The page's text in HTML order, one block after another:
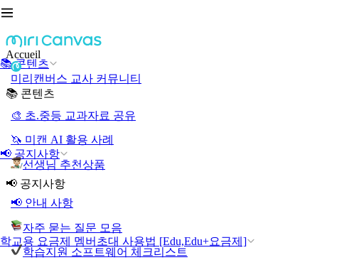
📚 콘텐츠
📢 공지사항
학교용 요금제 멤버초대 사용법 [Edu,Edu+요금제]
Accueil
미리캔버스 교사 커뮤니티
📚 콘텐츠
🎨 초.중등 교과자료 공유
🦄 미캔 AI 활용 사례
선생님 추천상품
📢 공지사항
📢 안내 사항
자주 묻는 질문 모음
학습지원 소프트웨어 체크리스트